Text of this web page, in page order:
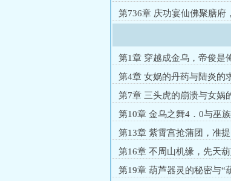
肠第736章 庆功宴仙佛聚膳府
第1章 穿越成金乌，帝俊是
第4章 女娲的丹药与陆炎的
第7章 三头虎的崩溃与女娲
第10章 金乌之舞4．0与巫
第13章 紫霄宫抢蒲团，准
第16章 不周山机缘，先天
第19章 葫芦器灵的秘密与“